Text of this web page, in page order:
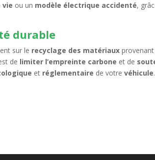
vie ou un modèle électrique accidenté,
durable
sur le recyclage des matériaux
de limiter l’empreinte carbone et de
et réglementaire de votrevéhicule.